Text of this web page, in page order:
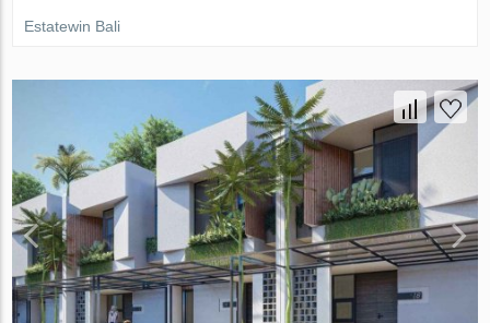
Estatewin Bali